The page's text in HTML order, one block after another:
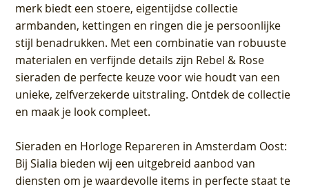
merk biedt een stoere, eigentijdse collectie
armbanden, kettingen en ringen die je persoonlijke
stijl benadrukken. Met een combinatie van robuuste
materialen en verfijnde details zijn Rebel & Rose
sieraden de perfecte keuze voor wie houdt van een
unieke, zelfverzekerde uitstraling. Ontdek de collectie
en maak je look compleet.
Sieraden en Horloge Repareren in Amsterdam Oost:
Bij Sialia bieden wij een uitgebreid aanbod van
diensten om je waardevolle items in perfecte staat te